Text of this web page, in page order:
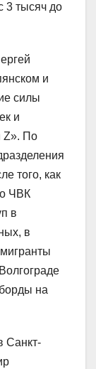
3 тысяч до
и
силы
и
Z». По
того, как
ЧВК
в
в
на
Санкт-